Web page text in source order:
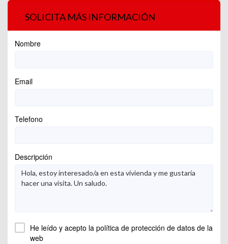
SOLICITA MÁS INFORMACIÓN
Nombre
Email
Telefono
Descripción
He leído y acepto la política de protección de datos de la
web